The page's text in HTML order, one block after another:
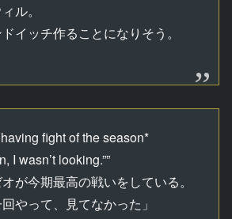
ル。
イッチ作ることになりそう。
fight of the season*
I wasn’t looking.””
が今期最高の戦いをしている。
やって、見てなかった」